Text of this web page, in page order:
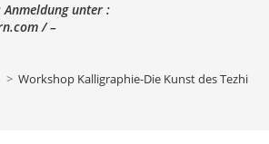
Anmeldung unter :
/ –
> Workshop Kalligraphie-Die Kunst des Tezhip